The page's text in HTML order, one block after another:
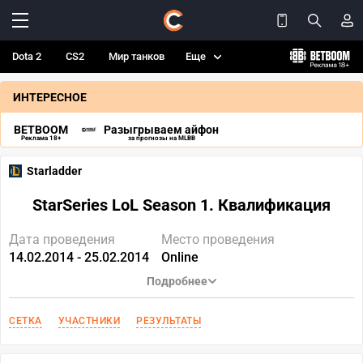
Dota 2 CS2 Мир танков Еще
ИНТЕРЕСНОЕ
BETBOOM
Реклама 18+
Разыгрываем айфон
за прогнозы на MLBB
Starladder
StarSeries LoL Season 1. Квалификация
Дата проведения
14.02.2014 - 25.02.2014
Место проведения
Online
Подробнее
СЕТКА УЧАСТНИКИ РЕЗУЛЬТАТЫ